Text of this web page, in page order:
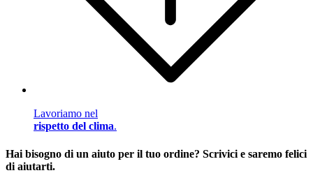
Lavoriamo nel
rispetto del clima.
Hai bisogno di un aiuto per il tuo ordine? Scrivici e saremo felici
di aiutarti.